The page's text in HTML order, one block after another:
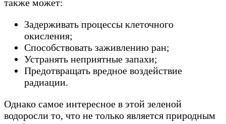
также может:
Задерживать процессы клеточного
окисления;
Способствовать заживлению ран;
Устранять неприятные запахи;
Предотвращать вредное воздействие
радиации.
Однако самое интересное в этой зеленой
водоросли то, что не только является природным